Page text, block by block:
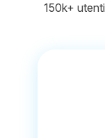
150k+ utenti